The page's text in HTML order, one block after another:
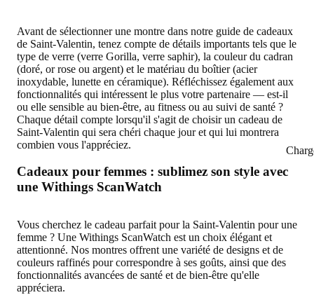
Avant de sélectionner une montre dans notre guide de cadeaux
de Saint-Valentin, tenez compte de détails importants tels que le
type de verre (verre Gorilla, verre saphir), la couleur du cadran
(doré, or rose ou argent) et le matériau du boîtier (acier
inoxydable, lunette en céramique). Réfléchissez également aux
fonctionnalités qui intéressent le plus votre partenaire — est-il
ou elle sensible au bien-être, au fitness ou au suivi de santé ?
Chaque détail compte lorsqu'il s'agit de choisir un cadeau de
Saint-Valentin qui sera chéri chaque jour et qui lui montrera
combien vous l'appréciez.
Cadeaux pour femmes : sublimez son style avec
une Withings ScanWatch
Vous cherchez le cadeau parfait pour la Saint-Valentin pour une
femme ? Une Withings ScanWatch est un choix élégant et
attentionné. Nos montres offrent une variété de designs et de
couleurs raffinés pour correspondre à ses goûts, ainsi que des
fonctionnalités avancées de santé et de bien-être qu'elle
appréciera.